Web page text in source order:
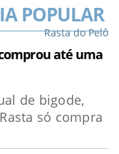
POPULAR
Rasta do Pelô
até uma
de bigode,
só compra